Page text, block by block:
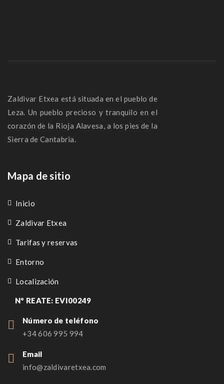
Zaldivar Etxea está situada en el pueblo de
Leza. Un pueblo precioso y tranquilo en el
corazón de la Rioja Alavesa, a los pies de la
Sierra de Cantabria.
Mapa de sitio
Inicio
Zaldivar Etxea
Tarifas y reservas
Entorno
Localización
Nº REATE: EVI00249
Número de teléfono
+34 606 995 994
Email
info@zaldivaretxea.com